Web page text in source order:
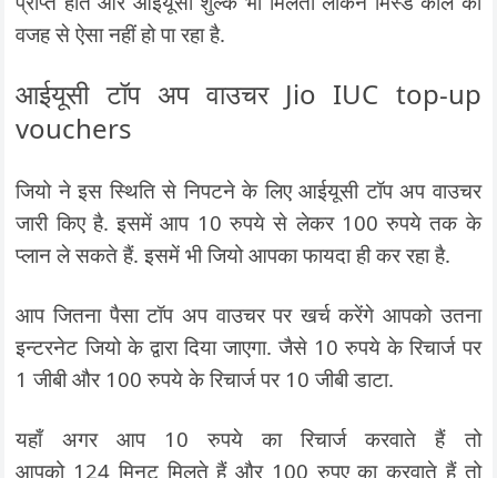
वजह से ऐसा नहीं हो पा रहा है.
आईयूसी टॉप अप वाउचर Jio IUC top-up
vouchers
जियो ने इस स्थिति से निपटने के लिए आईयूसी टॉप अप वाउचर
जारी किए है. इसमें आप 10 रुपये से लेकर 100 रुपये तक के
प्लान ले सकते हैं. इसमें भी जियो आपका फायदा ही कर रहा है.
आप जितना पैसा टॉप अप वाउचर पर खर्च करेंगे आपको उतना
इन्टरनेट जियो के द्वारा दिया जाएगा. जैसे 10 रुपये के रिचार्ज पर
1 जीबी और 100 रुपये के रिचार्ज पर 10 जीबी डाटा.
यहाँ अगर आप 10 रुपये का रिचार्ज करवाते हैं तो
आपको 124 मिनट मिलते हैं और 100 रुपए का करवाते हैं तो